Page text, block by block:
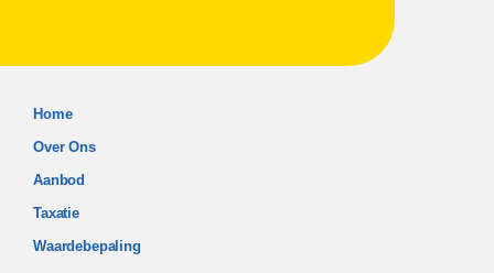
Home
Over Ons
Aanbod
Taxatie
Waardebepaling